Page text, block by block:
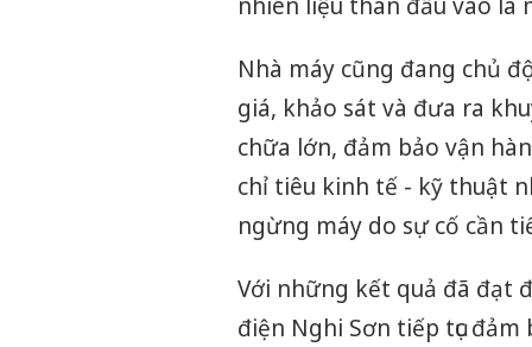
nhiên liệu than đầu vào
Nhà máy cũng đang chủ
giá, khảo sát và đưa ra
chữa lớn, đảm bảo vận
chỉ tiêu kinh tế - kỹ thuật
ngừng máy do sự cố cần
Với những kết quả đã đạt
điện Nghi Sơn tiếp tục